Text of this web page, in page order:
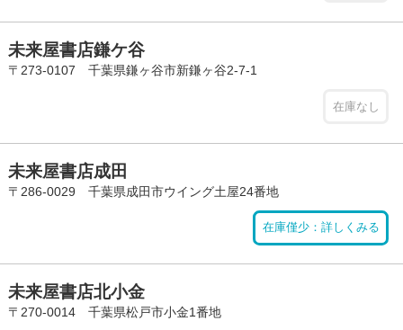
未来屋書店鎌ケ谷
〒273-0107 千葉県鎌ヶ谷市新鎌ヶ谷2-7-1
在庫なし
未来屋書店成田
〒286-0029 千葉県成田市ウイング土屋24番地
在庫僅少：詳しくみる
未来屋書店北小金
〒270-0014 千葉県松戸市小金1番地